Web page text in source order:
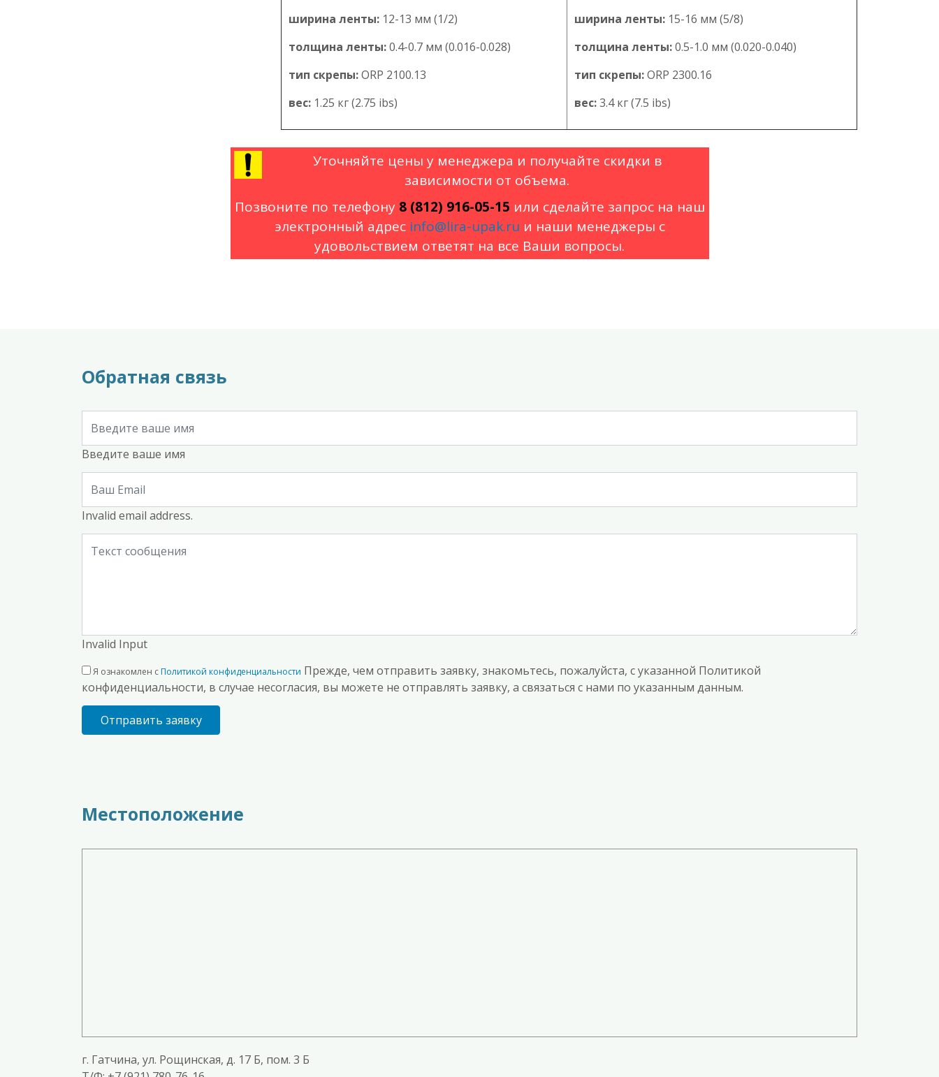
ширина ленты: 12-13 мм (1/2)
толщина ленты:0.4-0.7 мм (0.016-0.028)
тип скрепы:ORP 2100.13
вес: 1.25 кг (2.75 ibs)
ширина ленты: 15-16 мм (5/8)
толщина ленты:0.5-1.0 мм (0.020-0.040)
тип скрепы:ORP 2300.16
вес:3.4 кг (7.5 ibs)
Уточняйте цены у менеджера и получайте скидки в
зависимости от объема.
Позвоните по телефону 8 (812) 916-05-15 или сделайте запрос на наш
электронный адресinfo@lira-upak.ru и наши менеджеры с
удовольствием ответят на все Ваши вопросы.
Обратная связь
Введите ваше имя
Invalid email address.
Invalid Input
Я ознакомлен с Политикой конфиденциальности Прежде, чем отправить заявку, знакомьтесь, пожалуйста, с указанной Политикой
конфиденциальности, в случае несогласия, вы можете не отправлять заявку, а связаться с нами по указанным данным.
Отправить заявку
Местоположение
г. Гатчина, ул. Рощинская, д. 17 Б, пом. 3 Б